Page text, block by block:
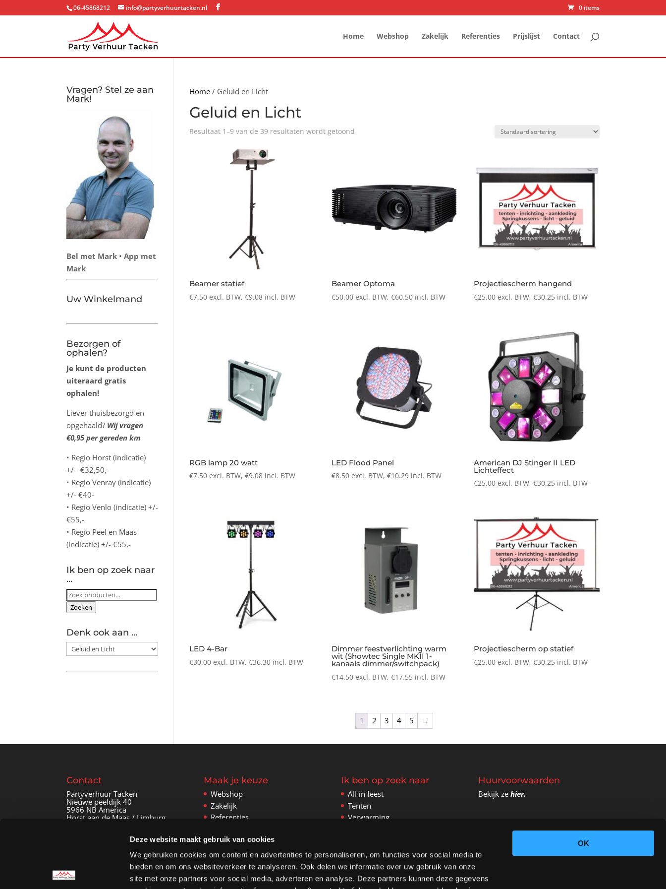
Deze website maakt gebruik van cookies
We gebruiken cookies om content en advertenties te personaliseren, om functies voor social media te
bieden en om ons websiteverkeer te analyseren. Ook delen we informatie over uw gebruik van onze
site met onze partners voor social media, adverteren en analyse. Deze partners kunnen deze gegevens
OK
06-45868212 info@partyverhuurtacken.nl 0 items
Home Webshop Zakelijk Referenties Prijslijst Contact
Home/ Geluid en Licht
Geluid en Licht
Resultaat 1–9 van de 39 resultaten wordt getoond
Beamer statief
€7.50 excl. BTW, €9.08incl. BTW
Beamer Optoma
€50.00 excl. BTW, €60.50incl. BTW
Projectiescherm hangend
€25.00 excl. BTW, €30.25incl. BTW
RGB lamp 20 watt
€7.50 excl. BTW, €9.08incl. BTW
LED Flood Panel
€8.50 excl. BTW, €10.29incl. BTW
American DJ Stinger II LED
Lichteffect
€25.00 excl. BTW, €30.25incl. BTW
LED 4-Bar
€30.00 excl. BTW, €36.30incl. BTW
Dimmer feestverlichting warm
wit (Showtec Single MKII 1-
kanaals dimmer/switchpack)
€14.50 excl. BTW, €17.55incl. BTW
Projectiescherm op statief
€25.00 excl. BTW, €30.25incl. BTW
1 2 3 4 5 →
Vragen? Stel ze aan
Mark!
Bel met Mark •App met
Mark
Uw Winkelmand
Bezorgen of
ophalen?
Je kunt de producten
uiteraard gratis
ophalen!
Liever thuisbezorgd en
opgehaald? Wij vragen
€0,95 per gereden km
• Regio Horst (indicatie)
+/- €32,50,-
• Regio Venray (indicatie)
+/- €40-
• Regio Venlo (indicatie) +/-
€55,-
• Regio Peel en Maas
(indicatie) +/- €55,-
Ik ben op zoek naar
…
Zoeken
naar:
Zoeken
Denk ook aan …
Contact
Partyverhuur Tacken
Nieuwe peeldijk 40
5966 NB America
Horst aan de Maas / Limburg
info@partyverhuurtacken.nl
Sitemap
Maak je keuze
Webshop
Zakelijk
Referenties
Ik ben op zoek naar
All-in feest
Tenten
Verwarming
Tafels
Aankleding
Geluid en licht
Huurvoorwaarden
Bekijk ze hier.